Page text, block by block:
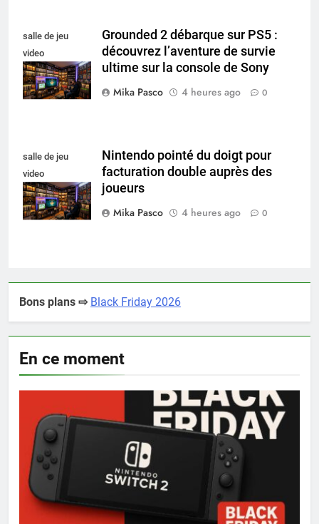
salle de jeu
video
collectionneur
Grounded 2 débarque sur PS5 :
découvrez l’aventure de survie
ultime sur la console de Sony
Mika Pasco
4 heures ago 0
salle de jeu
video
collectionneur
Nintendo pointé du doigt pour
facturation double auprès des
joueurs
Mika Pasco
4 heures ago 0
Bons plans ⇨ Black Friday 2026
En ce moment